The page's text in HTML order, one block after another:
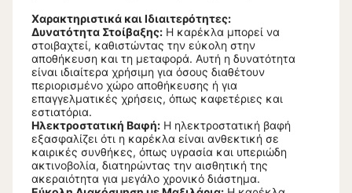
Χαρακτηριστικά και Ιδιαιτερότητες:
Δυνατότητα Στοίβαξης: Η καρέκλα μπορεί να
στοιβαχτεί, καθιστώντας την εύκολη στην
αποθήκευση και τη μεταφορά. Αυτή η δυνατότητα
είναι ιδιαίτερα χρήσιμη για όσους διαθέτουν
περιορισμένο χώρο αποθήκευσης ή για
επαγγελματικές χρήσεις, όπως καφετέριες και
εστιατόρια.
Ηλεκτροστατική Βαφή: Η ηλεκτροστατική βαφή
εξασφαλίζει ότι η καρέκλα είναι ανθεκτική σε
καιρικές συνθήκες, όπως υγρασία και υπεριώδη
ακτινοβολία, διατηρώντας την αισθητική της
ακεραιότητα για μεγάλο χρονικό διάστημα.